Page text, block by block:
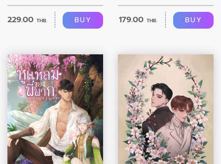
229.00 THB. BUY 179.00 THB. BUY